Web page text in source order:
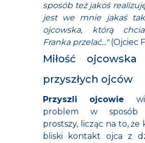
sposób też jakoś
jest we mnie jakaś
ojcowska, którą
Franka przelać..."(Ojciec
Miłość ojcowska
przyszłych ojców
Przyszli ojcowie
problem w sposób
prostszy, licząc na to, że
bliski kontakt ojca z